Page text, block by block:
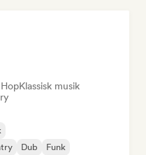
Klassisk musik
Dub
Funk